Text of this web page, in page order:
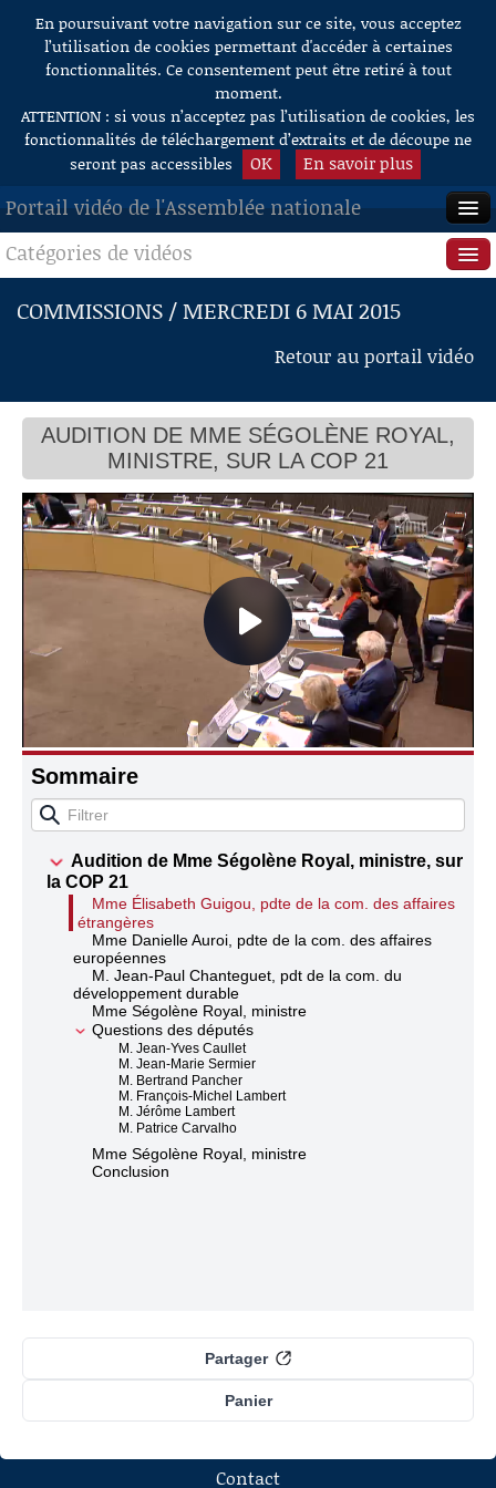
Aller au contenu
En poursuivant votre navigation sur ce site, vous acceptez
l’utilisation de cookies permettant d'accéder à certaines
fonctionnalités. Ce consentement peut être retiré à tout
moment.
ATTENTION : si vous n’acceptez pas l’utilisation de cookies, les
fonctionnalités de téléchargement d’extraits et de découpe ne
seront pas accessibles
OK En savoir plus
Portail vidéo de l'Assemblée nationale
ACCUEIL
EN DIRECT
RECHERCHE
AIDE À LA DÉCOUPE
DE VIDÉOS
Catégories de vidéos
Séance publique
Questions au Gouvernement
Commissions
Présidence
Évènements
Connaissance, Histoire
Autres
COMMISSIONS / MERCREDI 6 MAI 2015
Retour au portail vidéo
AUDITION DE MME SÉGOLÈNE ROYAL,
MINISTRE, SUR LA COP 21
Sommaire
Audition de Mme Ségolène Royal, ministre, sur
la COP 21
Mme Élisabeth Guigou, pdte de la com. des affaires
étrangères
Mme Danielle Auroi, pdte de la com. des affaires
européennes
M. Jean-Paul Chanteguet, pdt de la com. du
développement durable
Mme Ségolène Royal, ministre
Questions des députés
M. Jean-Yves Caullet
M. Jean-Marie Sermier
M. Bertrand Pancher
M. François-Michel Lambert
M. Jérôme Lambert
M. Patrice Carvalho
Mme Ségolène Royal, ministre
Conclusion
Panier
Partager
Contact